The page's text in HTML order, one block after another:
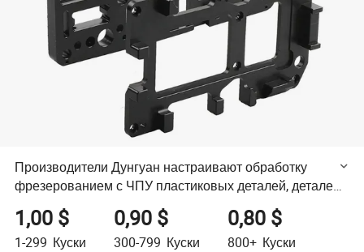
Производители Дунгуан настраивают обработку
фрезерованием с ЧПУ пластиковых деталей, деталей
1,00 $
1-299 Куски
0,90 $
300-799 Куски
0,80 $
800+ Куски